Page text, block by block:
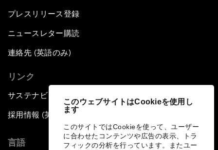
このウェブサイトはCookieを使用し
ます
このサイトではCookieを使って、ユーザー
に合わせたコンテンツや広告の表示、トラ
フィックの分析を行っています。またユー
プレスリリース登録
ニュースレター購読
連絡先 (英語のみ)
リンク
サステナビリティへの取り組み
採用情報 (英語のみ)
言語